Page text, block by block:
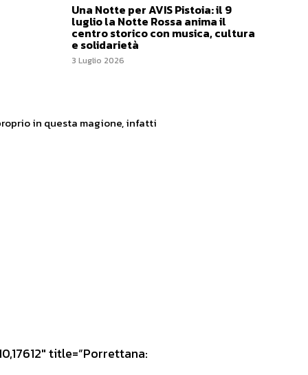
in questa magione, infatti
title=”Porrettana:
Una Notte per AVIS Pistoia: il 9
luglio la Notte Rossa anima il
centro storico con musica, cultura
e solidarietà
3 Luglio 2026